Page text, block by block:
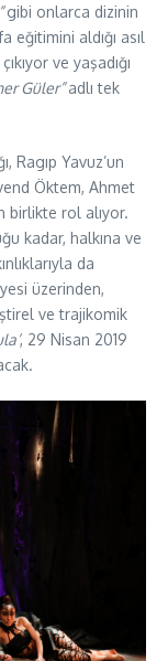
gibi onlarca dizinin
eğitimini aldığı asıl
ve yaşadığı
Güler”adlı tek
Ragıp Yavuz’un
Öktem, Ahmet
birlikte rol alıyor.
kadar, halkına ve
da
üzerinden,
ve trajikomik
, 29 Nisan 2019